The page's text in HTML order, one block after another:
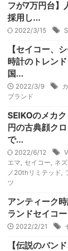
フが7万円台】
採用し...
2022/3/15
【セイコー、
時計のトレン
国...
2022/3/9
ブランド
SEIKOのメカ
円の古典顔ク
で...
2022/6/12
エマ
セイコー ネ
ノ20thリミテッド
ツ
アンティーク
ランドセイコー
2022/2/21
【伝説のバン